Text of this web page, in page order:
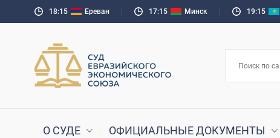
18:15 Ереван 17:15 Минск 19:15
О СУДЕ ОФИЦИАЛЬНЫЕ ДОКУМЕНТЫ